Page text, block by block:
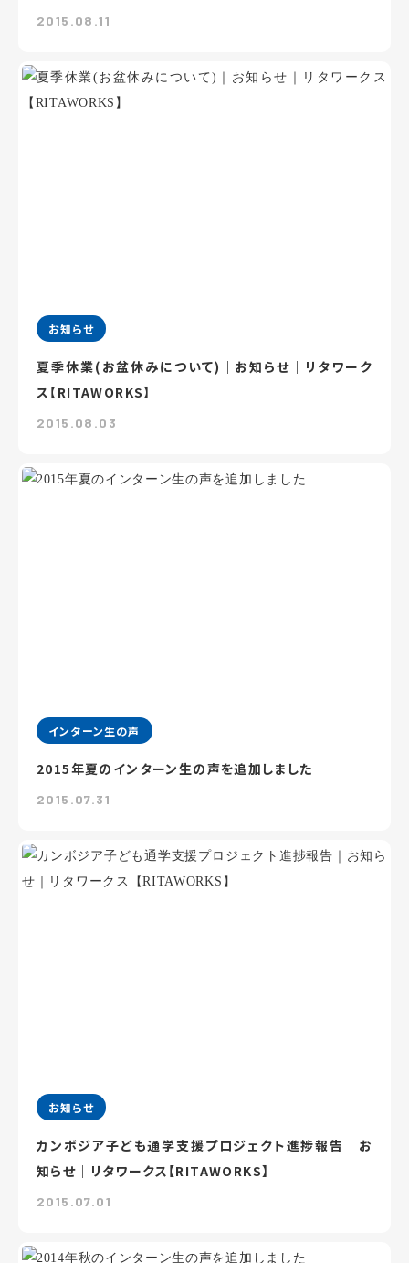
2015.08.11
お知らせ
夏季休業(お盆休みについて)｜お知らせ｜リタワーク
ス【RITAWORKS】
2015.08.03
インターン生の声
2015年夏のインターン生の声を追加しました
2015.07.31
お知らせ
カンボジア子ども通学支援プロジェクト進捗報告｜お
知らせ｜リタワークス【RITAWORKS】
2015.07.01